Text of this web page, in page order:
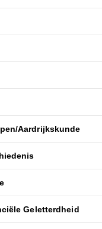
Aardrijkskunde
Geletterdheid